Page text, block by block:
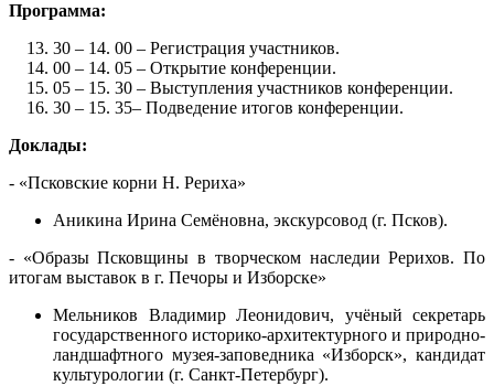
Программа:
30 – 14. 00 – Регистрация участников.
00 – 14. 05 – Открытие конференции.
05 – 15. 30 – Выступления участников конференции.
30 – 15. 35– Подведение итогов конференции.
Доклады:
- «Псковские корни Н. Рериха»
Аникина Ирина Семёновна, экскурсовод (г. Псков).
- «Образы Псковщины в творческом наследии Рерихов. По
итогам выставок в г. Печоры и Изборске»
Мельников Владимир Леонидович, учёный секретарь
государственного историко-архитектурного и природно-
ландшафтного музея-заповедника «Изборск», кандидат
культурологии (г. Санкт-Петербург).